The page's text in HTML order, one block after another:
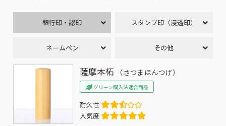
銀行印・認印 スタンプ印（浸透印）
ネームペン その他
薩摩本柘 （さつまほんつげ）
グリーン購入法適合商品
耐久性
人気度